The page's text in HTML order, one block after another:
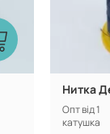
Нитка
Опт від 1
катушка